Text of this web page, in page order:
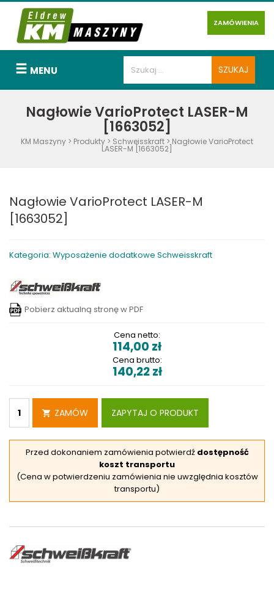
ZAMÓWIENIA
MENU
Nagłowie VarioProtect LASER-M
[1663052]
KM Maszyny > Produkty > Schweisskraft > Nagłowie VarioProtect
LASER-M [1663052]
Nagłowie VarioProtect LASER-M
[1663052]
Kategoria: Wyposażenie dodatkowe Schweisskraft
Pobierz aktualną stronę w PDF
Cena netto:
114,00 zł
Cena brutto:
140,22zł
ZAMÓW ZAPYTAJ O PRODUKT
Przed dokonaniem zamówienia potwierdź dostępność
koszt transportu
(Cena w potwierdzeniu zamówienia nie uwzględnia kosztów
transportu)